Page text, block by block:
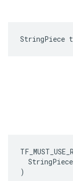
StringPiece
)